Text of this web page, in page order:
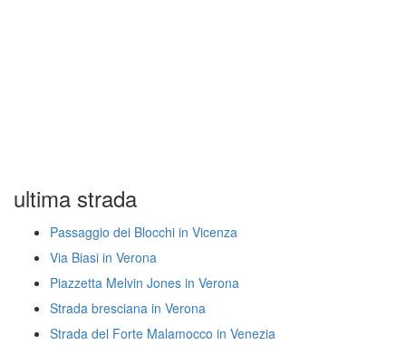
ultima strada
Passaggio dei Blocchi in Vicenza
Via Biasi in Verona
Piazzetta Melvin Jones in Verona
Strada bresciana in Verona
Strada del Forte Malamocco in Venezia